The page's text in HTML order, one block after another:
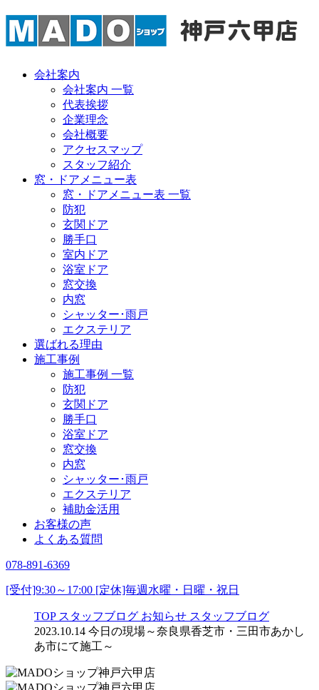
会社案内
会社案内 一覧
代表挨拶
企業理念
会社概要
アクセスマップ
スタッフ紹介
窓・ドアメニュー表
窓・ドアメニュー表 一覧
防犯
玄関ドア
勝手口
室内ドア
浴室ドア
窓交換
内窓
シャッター･雨戸
エクステリア
選ばれる理由
施工事例
施工事例 一覧
防犯
玄関ドア
勝手口
浴室ドア
窓交換
内窓
シャッター･雨戸
エクステリア
補助金活用
お客様の声
よくある質問
078-891-6369
[受付]9:30～17:00 [定休]毎週水曜・日曜・祝日
TOP スタッフブログ お知らせ スタッフブログ
2023.10.14 今日の現場～奈良県香芝市・三田市あかし
あ市にて施工～